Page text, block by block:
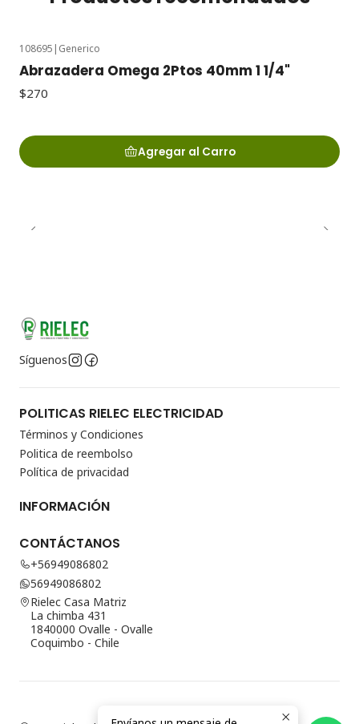
108695 | Generico
Abrazadera Omega 2Ptos 40mm 1 1/4"
$270
Agregar al Carro
Síguenos
POLITICAS RIELEC ELECTRICIDAD
Términos y Condiciones
Politica de reembolso
Política de privacidad
INFORMACIÓN
CONTÁCTANOS
+56949086802
56949086802
Rielec Casa Matriz
La chimba 431
1840000 Ovalle - Ovalle
Coquimbo - Chile